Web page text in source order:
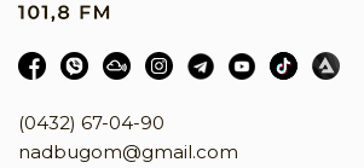
(0432) 67-04-90
nadbugom@gmail.com